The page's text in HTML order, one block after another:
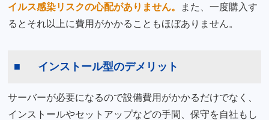
イルス感染リスクの心配がありません。
また、一度購入す
るとそれ以上に費用がかかることもほぼありません。
インストール型のデメリット
サーバーが必要になるので設備費用がかかるだけでなく、
インストールやセットアップなどの手間、保守を自社もし